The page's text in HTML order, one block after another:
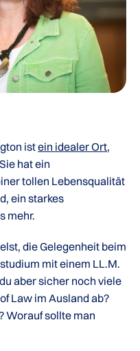
istein idealer Ort,
hat ein
tollen Lebensqualität
ein starkes
mehr.
die Gelegenheit beim
mit einem LL.M.
aber sicher noch viele
Law im Ausland ab?
Worauf sollte man